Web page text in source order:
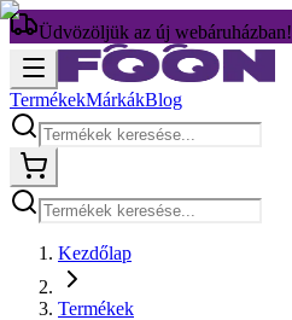
Üdvözöljük az új webáruházban!
TermékekMárkákBlog
Kezdőlap
Termékek